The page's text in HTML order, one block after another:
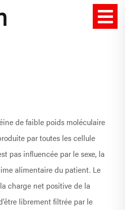
de faible poids moléculaire
par toutes les cellule
pas influencée par le sexe, la
alimentaire du patient. Le
charge net positive de la
librement filtrée par le